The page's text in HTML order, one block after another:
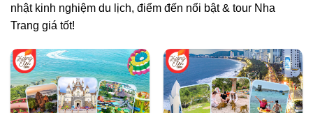
nhật kinh nghiệm du lịch, điểm đến nổi bật & tour Nha
Trang giá tốt!